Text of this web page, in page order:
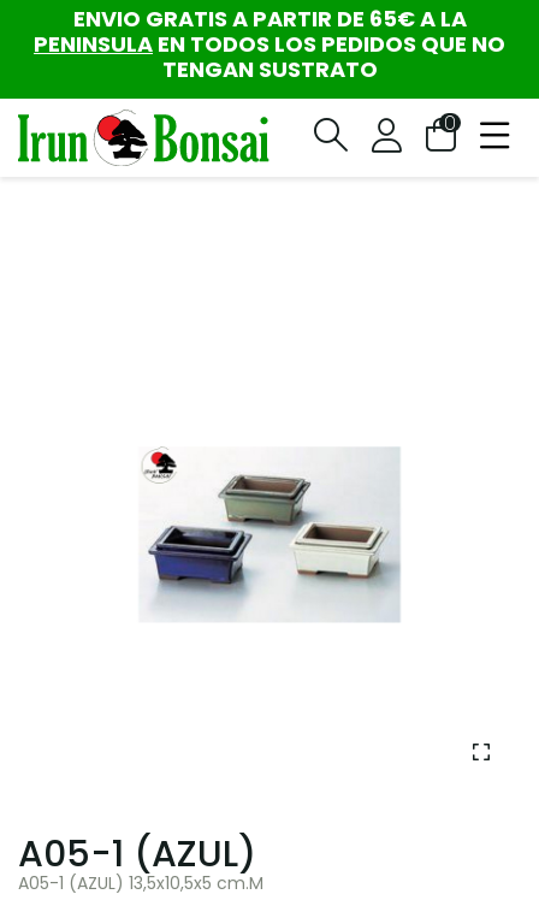
ENVIO GRATIS A PARTIR DE 65€ A LA
PENINSULA EN TODOS LOS PEDIDOS QUE NO
TENGAN SUSTRATO
0
A05-1 (AZUL)
A05-1 (AZUL) 13,5x10,5x5 cm.M